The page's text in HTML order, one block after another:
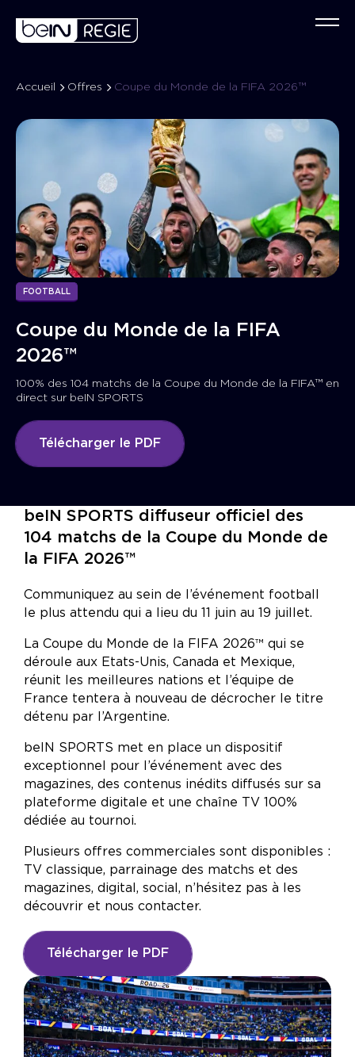
Nous contacter
Accueil Offres Coupe du Monde de la FIFA 2026™
FOOTBALL
Coupe du Monde de la FIFA
2026™
100% des 104 matchs de la Coupe du Monde de la FIFA™ en
direct sur beIN SPORTS
Télécharger le PDF
beIN SPORTS diffuseur officiel des
104 matchs de la Coupe du Monde de
la FIFA 2026™
Communiquez au sein de l’événement football
le plus attendu qui a lieu du 11 juin au 19 juillet.
La Coupe du Monde de la FIFA 2026™ qui se
déroule aux Etats-Unis, Canada et Mexique,
réunit les meilleures nations et l’équipe de
France tentera à nouveau de décrocher le titre
détenu par l’Argentine.
beIN SPORTS met en place un dispositif
exceptionnel pour l’événement avec des
magazines, des contenus inédits diffusés sur sa
plateforme digitale et une chaîne TV 100%
dédiée au tournoi.
Plusieurs offres commerciales sont disponibles :
TV classique, parrainage des matchs et des
magazines, digital, social, n’hésitez pas à les
découvrir et nous contacter.
Télécharger le PDF